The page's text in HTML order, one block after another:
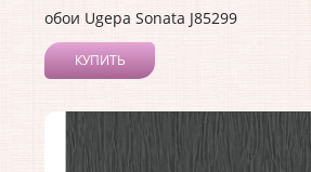
обои Ugepa Sonata J85299
КУПИТЬ
Коллекция:Sonata
Длина рулона: 10.05
1.06